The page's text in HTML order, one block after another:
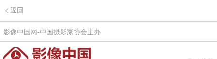
返回
影像中国网-中国摄影家协会主办